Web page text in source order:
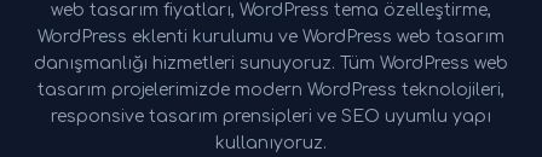
web tasarım fiyatları, WordPress tema özelleştirme,
WordPress eklenti kurulumu ve WordPress web tasarım
danışmanlığı hizmetleri sunuyoruz. Tüm WordPress web
tasarım projelerimizde modern WordPress teknolojileri,
responsive tasarım prensipleri ve SEO uyumlu yapı
kullanıyoruz.